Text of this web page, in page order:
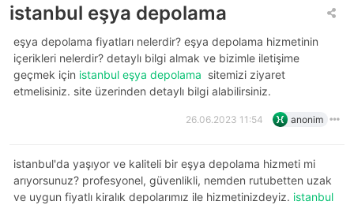
istanbul eşya depolama
eşya depolama fiyatları nelerdir? eşya depolama hizmetinin
içerikleri nelerdir? detaylı bilgi almak ve bizimle iletişime
geçmek için istanbul eşya depolama sitemizi ziyaret
etmelisiniz. site üzerinden detaylı bilgi alabilirsiniz.
26.06.2023 11:54 anonim
i̇stanbul'da yaşıyor ve kaliteli bir eşya depolama hizmeti mi
arıyorsunuz? profesyonel, güvenlikli, nemden rutubetten uzak
ve uygun fiyatlı kiralık depolarımız ile hizmetinizdeyiz. istanbul